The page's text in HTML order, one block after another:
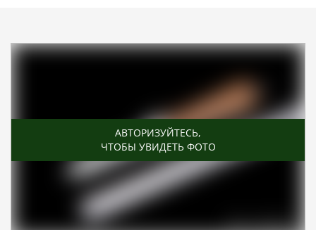
АВТОРИЗУЙТЕСЬ,
ЧТОБЫ УВИДЕТЬ ФОТО